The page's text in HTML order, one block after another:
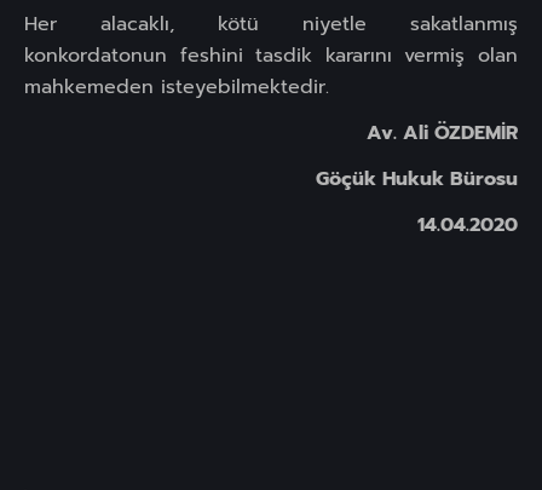
Her alacaklı, kötü niyetle sakatlanmış
konkordatonun feshini tasdik kararını vermiş olan
mahkemeden isteyebilmektedir.
Av. Ali ÖZDEMİR
Göçük Hukuk Bürosu
14.04.2020